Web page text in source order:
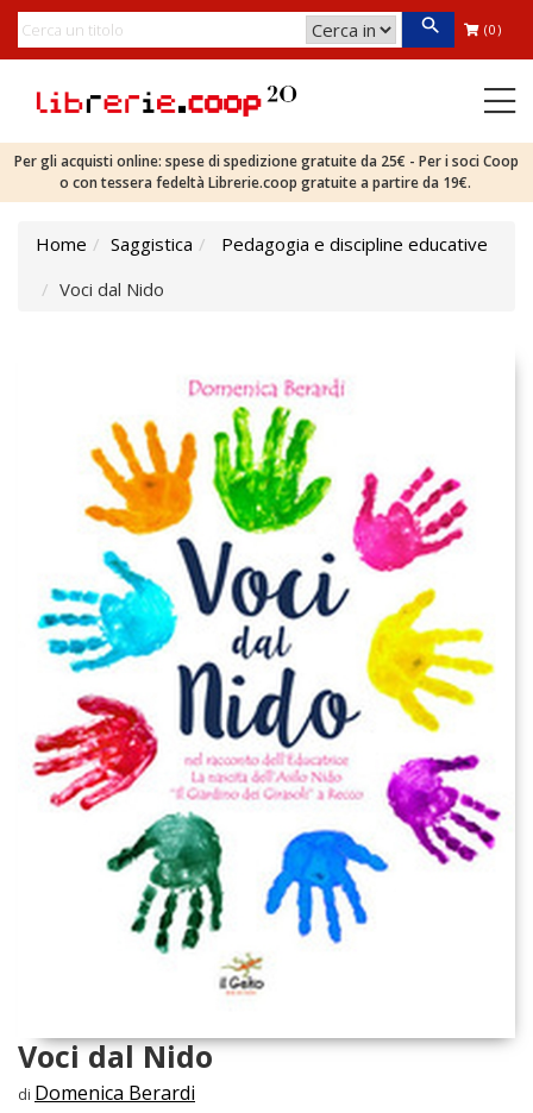
(0)
Per gli acquisti online: spese di spedizione gratuite da 25€ - Per i soci Coop
o con tessera fedeltà Librerie.coop gratuite a partire da 19€.
Home Saggistica
Pedagogia e discipline educative
Voci dal Nido
Voci dal Nido
di Domenica Berardi